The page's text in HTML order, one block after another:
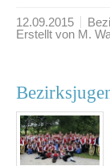
12.09.2015
Erstellt von M.